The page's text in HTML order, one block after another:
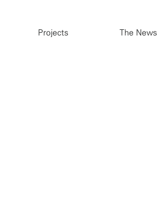
Projects The News